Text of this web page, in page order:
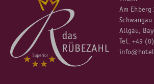
Am Ehberg
Schwangau
Allgäu,
Tel. +49